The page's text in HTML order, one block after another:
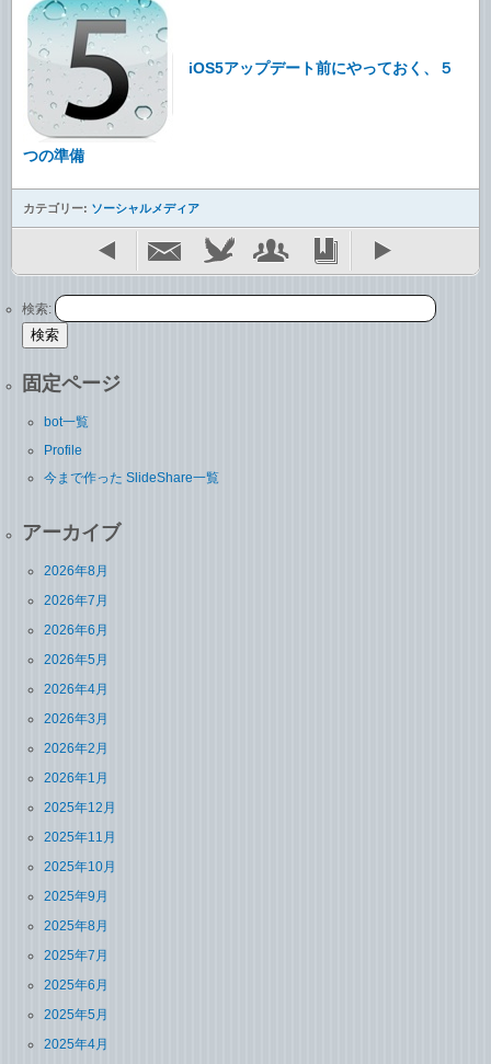
iOS5アップデート前にやっておく、５
つの準備
カテゴリー: ソーシャルメディア
検索:
固定ページ
bot一覧
Profile
今まで作った SlideShare一覧
アーカイブ
2026年8月
2026年7月
2026年6月
2026年5月
2026年4月
2026年3月
2026年2月
2026年1月
2025年12月
2025年11月
2025年10月
2025年9月
2025年8月
2025年7月
2025年6月
2025年5月
2025年4月